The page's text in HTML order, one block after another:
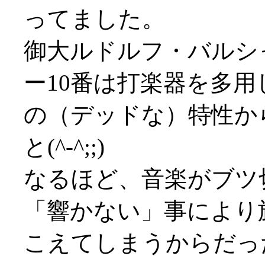
ってました。
御大ルドルフ・バル
ー10番は打楽器を多
の（デッドな）特性
と(^-^;;)
なるほど、音楽がブ
「響かない」事によ
こえてしまうからだ